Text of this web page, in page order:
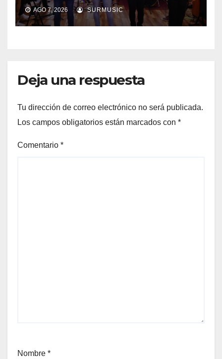
AGO 7, 2026 SURMUSIC
Deja una respuesta
Tu dirección de correo electrónico no será publicada.
Los campos obligatorios están marcados con *
Comentario *
Nombre *